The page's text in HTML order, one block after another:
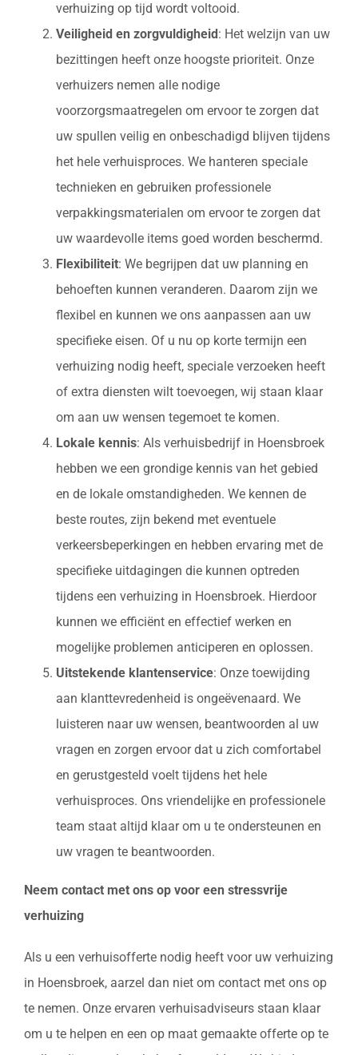
verhuizing op tijd wordt voltooid.
Veiligheid en zorgvuldigheid : Het welzijn van uw
bezittingen heeft onze hoogste prioriteit. Onze
verhuizers nemen alle nodige
voorzorgsmaatregelen om ervoor te zorgen dat
uw spullen veilig en onbeschadigd blijven tijdens
het hele verhuisproces. We hanteren speciale
technieken en gebruiken professionele
verpakkingsmaterialen om ervoor te zorgen dat
uw waardevolle items goed worden beschermd.
Flexibiliteit: We begrijpen dat uw planning en
behoeften kunnen veranderen. Daarom zijn we
flexibel en kunnen we ons aanpassen aan uw
specifieke eisen. Of u nu op korte termijn een
verhuizing nodig heeft, speciale verzoeken heeft
of extra diensten wilt toevoegen, wij staan klaar
om aan uw wensen tegemoet te komen.
Lokale kennis: Als verhuisbedrijf in Hoensbroek
hebben we een grondige kennis van het gebied
en de lokale omstandigheden. We kennen de
beste routes, zijn bekend met eventuele
verkeersbeperkingen en hebben ervaring met de
specifieke uitdagingen die kunnen optreden
tijdens een verhuizing in Hoensbroek. Hierdoor
kunnen we efficiënt en effectief werken en
mogelijke problemen anticiperen en oplossen.
Uitstekende klantenservice: Onze toewijding
aan klanttevredenheid is ongeëvenaard. We
luisteren naar uw wensen, beantwoorden al uw
vragen en zorgen ervoor dat u zich comfortabel
en gerustgesteld voelt tijdens het hele
verhuisproces. Ons vriendelijke en professionele
team staat altijd klaar om u te ondersteunen en
uw vragen te beantwoorden.
Neem contact met ons op voor een stressvrije
verhuizing
Als u een verhuisofferte nodig heeft voor uw verhuizing
in Hoensbroek, aarzel dan niet om contact met ons op
te nemen. Onze ervaren verhuisadviseurs staan klaar
om u te helpen en een op maat gemaakte offerte op te